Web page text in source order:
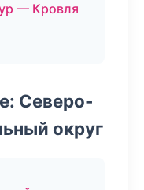
— Кровля
Северо-
округ